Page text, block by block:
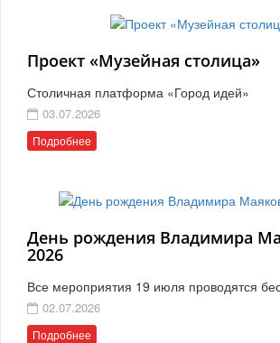
Проект «Музейная столица»
Столичная платформа «Город идей»
03.07.2026
Подробнее
День рождения Владимира
2026
Все мероприятия 19 июля проводятся
02.07.2026
Подробнее